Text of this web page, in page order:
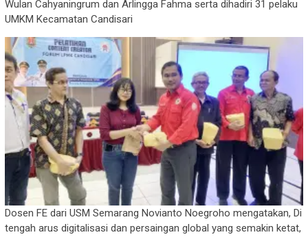
Wulan Cahyaningrum dan Arlingga Fahma serta dihadiri 31 pelaku
UMKM Kecamatan Candisari
Dosen FE dari USM Semarang Novianto Noegroho mengatakan, Di
tengah arus digitalisasi dan persaingan global yang semakin ketat,